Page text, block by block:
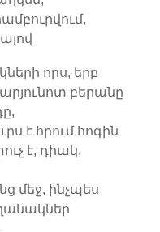
որս, երբ
բերանը
է հրում հոգին
է, դիակ,
մեջ, ինչպես